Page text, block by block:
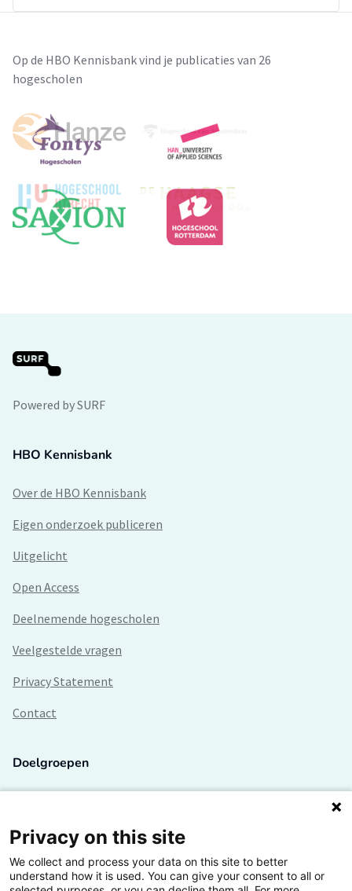
Op de HBO Kennisbank vind je publicaties van 26
hogescholen
Powered by SURF
HBO Kennisbank
Over de HBO Kennisbank
Eigen onderzoek publiceren
Uitgelicht
Open Access
Deelnemende hogescholen
Veelgestelde vragen
Privacy Statement
Contact
Doelgroepen
Lectoren en onderzoekers
Bedrijven
Privacy on this site
We collect and process your data on this site to better
understand how it is used. You can give your consent to all or